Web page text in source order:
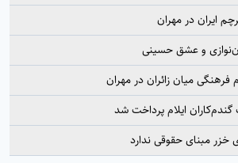
ایران در مهران
و عشق حسینی
خزر مبنای حقوقی ندارد